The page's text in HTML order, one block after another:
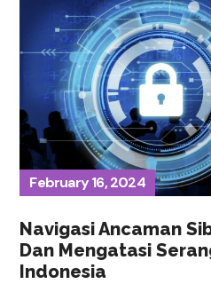
February 16, 2024
Navigasi Ancaman
Dan Mengatasi
Indonesia